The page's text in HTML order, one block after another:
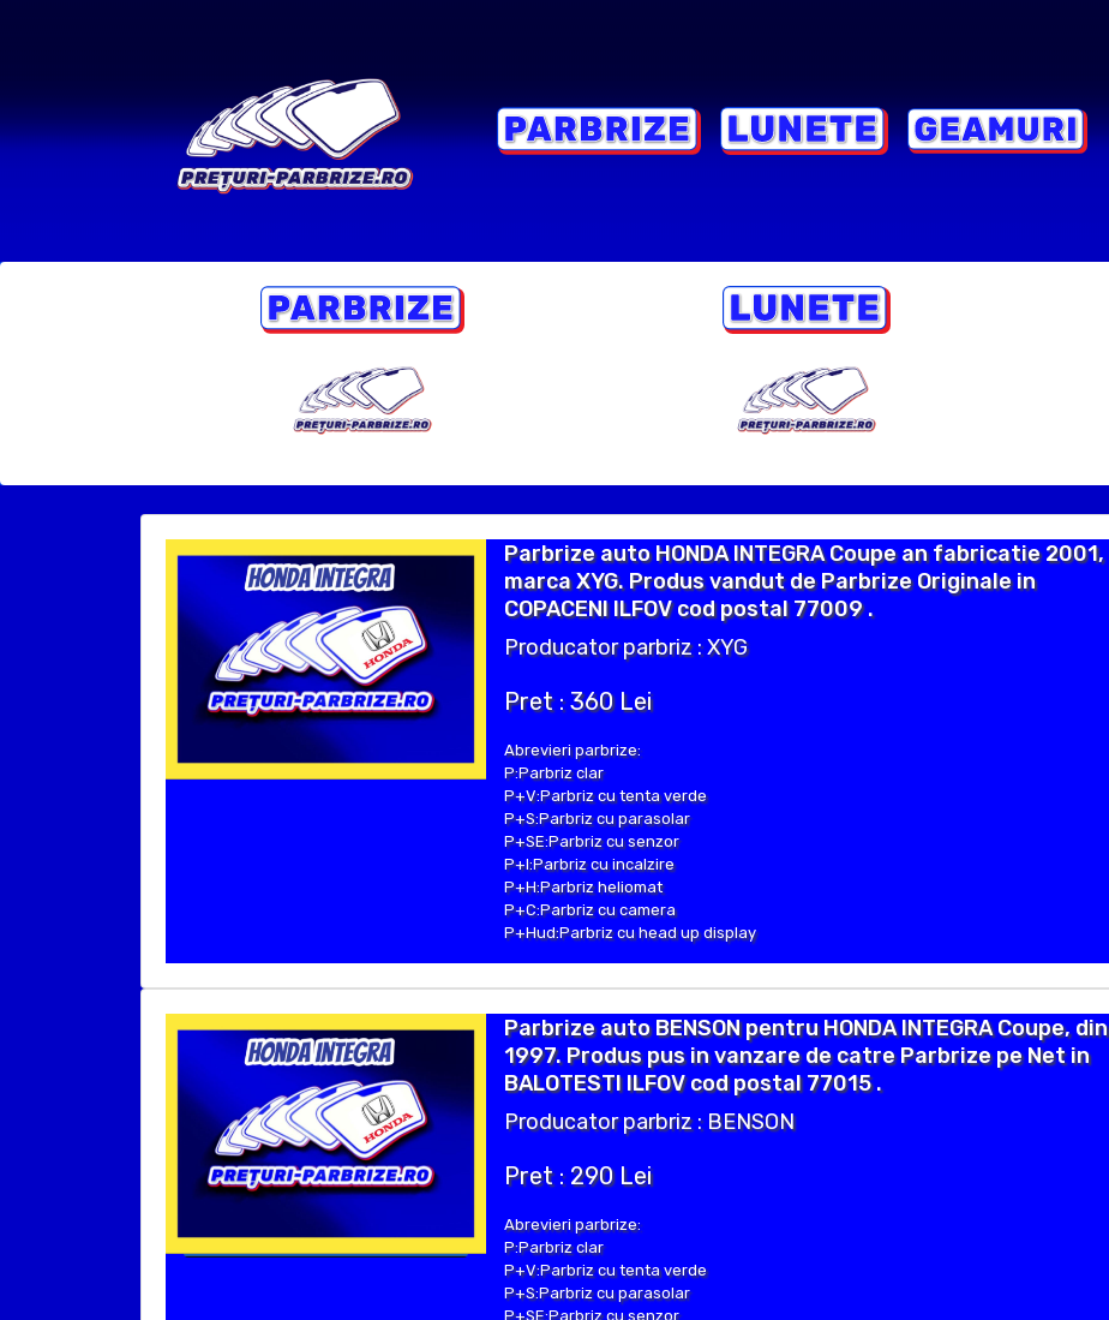
Parbrize auto HONDA INTEGRA Coupe an fabricatie 2001,
marca XYG. Produs vandut de Parbrize Originale in
COPACENI ILFOV cod postal 77009 .
Producator parbriz : XYG
Pret : 360 Lei
Abrevieri parbrize:
P:Parbriz clar
P+V:Parbriz cu tenta verde
P+S:Parbriz cu parasolar
P+SE:Parbriz cu senzor
P+I:Parbriz cu incalzire
P+H:Parbriz heliomat
P+C:Parbriz cu camera
P+Hud:Parbriz cu head up display
Parbrize auto BENSON pentru HONDA INTEGRA Coupe, din
1997. Produs pus in vanzare de catre Parbrize pe Net in
BALOTESTI ILFOV cod postal 77015 .
Producator parbriz : BENSON
Pret : 290 Lei
Abrevieri parbrize:
P:Parbriz clar
P+V:Parbriz cu tenta verde
P+S:Parbriz cu parasolar
P+SE:Parbriz cu senzor